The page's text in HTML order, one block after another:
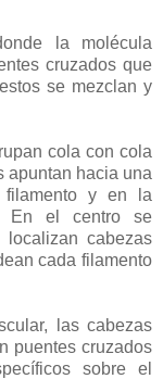
la molécula
cruzados que
se mezclan y
cola con cola
apuntan hacia una
y en la
En el centro se
cabezas
cada filamento
las cabezas
puentes cruzados
sobre el